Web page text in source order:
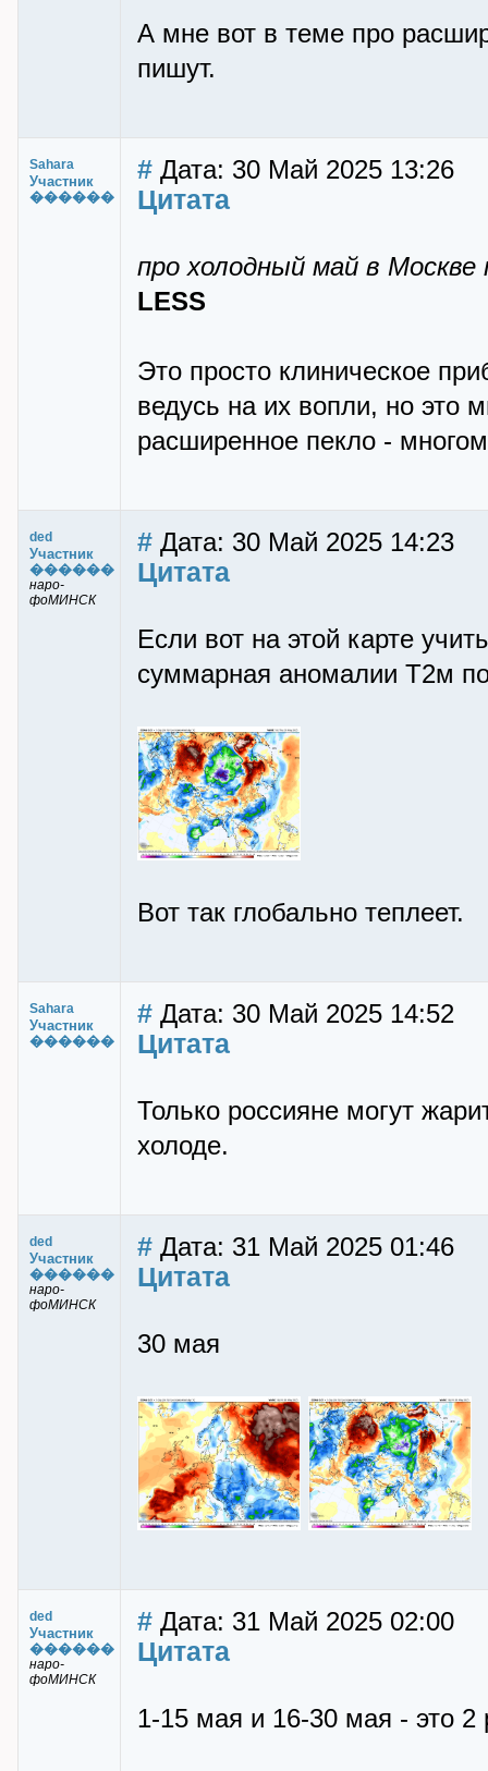
А мне вот в теме про
пишут.
Sahara
Участник
������
# Дата: 30 Май 2025 13:26
Цитата
про холодный май в
LESS
Это просто клиническое
ведусь на их вопли, но это
расширенное пекло -
ded
Участник
������
наро-
фоМИНСК
# Дата: 30 Май 2025 14:23
Цитата
Если вот на этой карте
суммарная аномалии Т2м
Вот так глобально теплеет.
Sahara
Участник
������
# Дата: 30 Май 2025 14:52
Цитата
Только россияне могут
холоде.
ded
Участник
������
наро-
фоМИНСК
# Дата: 31 Май 2025 01:46
Цитата
30 мая
ded
Участник
������
наро-
фоМИНСК
# Дата: 31 Май 2025 02:00
Цитата
1-15 мая и 16-30 мая - это 2